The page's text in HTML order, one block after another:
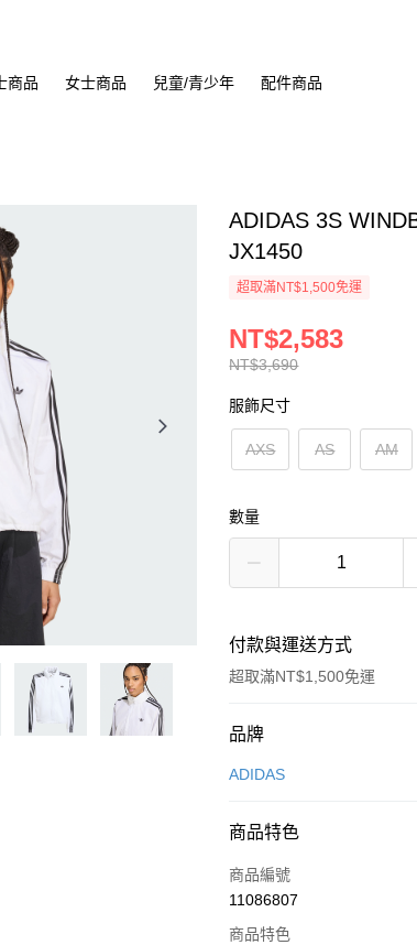
商品 女士商品 兒童/青少年 配件商品
ADIDAS 3S
JX1450
超取滿NT$1,500免運
NT$3,690
NT$2,583
服飾尺寸
AXS AS AM
數量
付款與運送方式
超取滿NT$1,500免運
付款方式
信用卡一次付款
合作金庫商業銀行
華南商業銀行
上海商業儲蓄銀行
LINE Pay
Apple Pay
品牌
ADIDAS
商品特色
商品編號
11086807
商品特色